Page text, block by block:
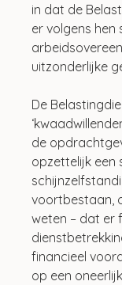
in dat de
er volgens hen
uitzonderlijke
De
de
opzettelijk een
voortbestaan,
weten – dat er
financieel
op een